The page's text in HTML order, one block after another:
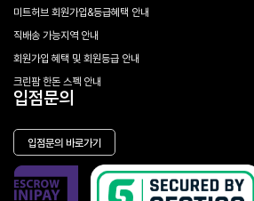
미트허브 회원가입&등급혜택 안내
직배송 가능지역 안내
회원가입 혜택 및 회원등급 안내
크린팜 한돈 스펙 안내
입점문의
입점문의 바로가기